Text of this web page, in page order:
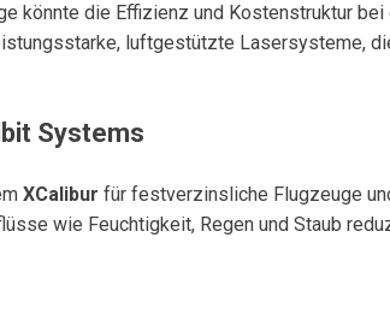
könnte die Effizienz und Kostenstruktur
luftgestützte Lasersysteme,
Systems
XCalibur für festverzinsliche Flugzeuge
wie Feuchtigkeit, Regen und Staub